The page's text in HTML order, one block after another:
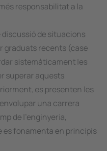
responsabilitat a la
discussió de situacions
graduats recents (case
sistemàticament les
superar aquests
es presenten les
una carrera
de l'enginyeria,
es fonamenta en principis